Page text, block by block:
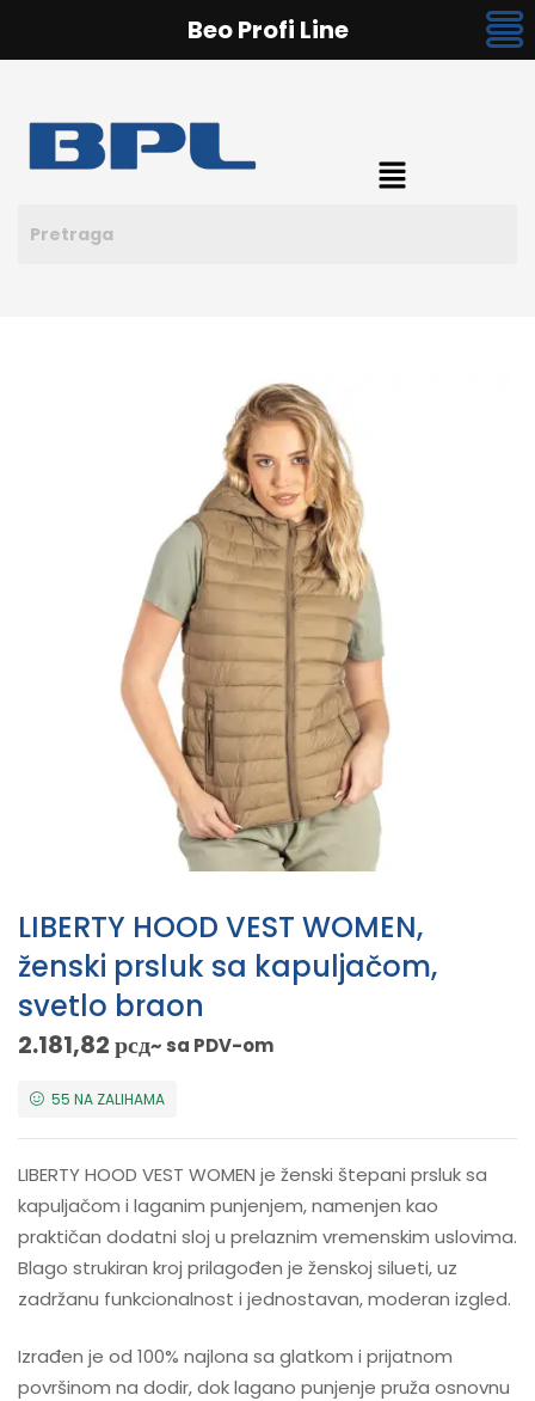
LIBERTY HOOD VEST WOMEN,
ženski prsluk sa kapuljačom,
svetlo braon
2.181,82рсд~ sa PDV-om
55 NA ZALIHAMA
LIBERTY HOOD VEST WOMEN je ženski štepani prsluk sa
kapuljačom i laganim punjenjem, namenjen kao
praktičan dodatni sloj u prelaznim vremenskim uslovima.
Blago strukiran kroj prilagođen je ženskoj silueti, uz
zadržanu funkcionalnost i jednostavan, moderan izgled.
Izrađen je od 100% najlona sa glatkom i prijatnom
površinom na dodir, dok lagano punjenje pruža osnovnu
Beo Profi Line